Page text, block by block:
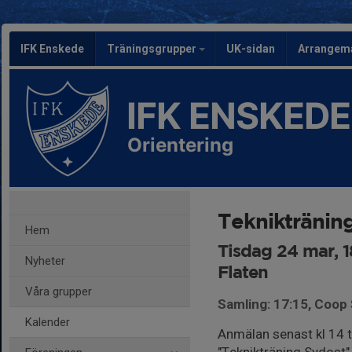
IFK Enskede Träningsgrupper UK-sidan
IFK ENSKEDE
Orientering
Hem
Nyheter
Våra grupper
Kalender
Tisdag 24 mar,
Flaten
Samling: 17:15,
Anmälan senast kl 14